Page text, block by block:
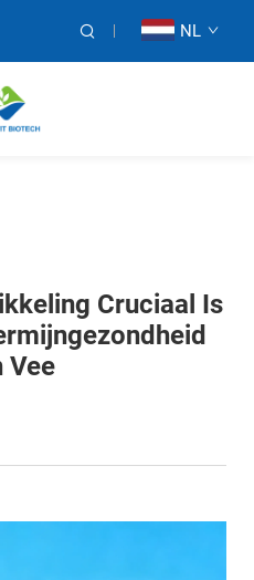
NL
Cruciaal Is
Vee